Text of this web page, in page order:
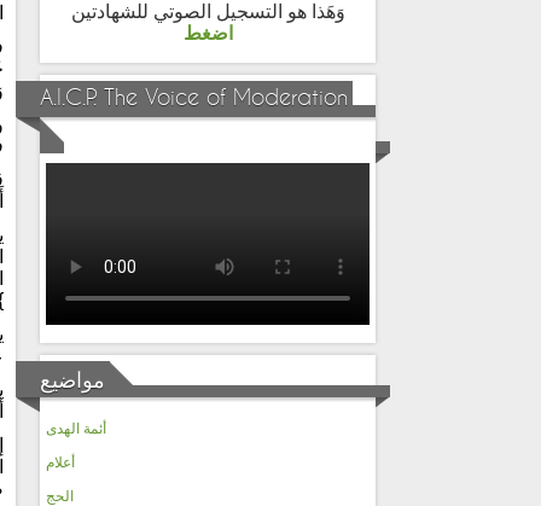
وَهَذا هو التسجيل الصوتي للشهادتين
اضغط
A.I.C.P. The Voice of Moderation
مواضيع
أئمة الهدى
أعلام
الحج